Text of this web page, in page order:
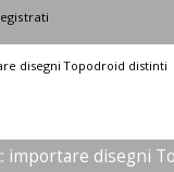
disegni Topodroid distinti
importare disegni